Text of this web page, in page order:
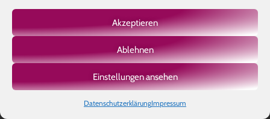
Akzeptieren
Ablehnen
Einstellungen ansehen
DatenschutzerklärungImpressum
Wie wäre nun der „bewusste“ Weg, damit umzugehen?
Der „Master – Key“ für Beziehungen?
Du ärgerst dich. Vielleicht bist du so wütend, dass du diese Wut
ausdrückst. Mit einem Kissen oder einem lauten Schrei im Auto.
NIEMAND muss hier dabei sein, du machst es ganz für dich
alleine!
Und wenn all die Wut ausgedrückt ist, dann taucht etwas Neues